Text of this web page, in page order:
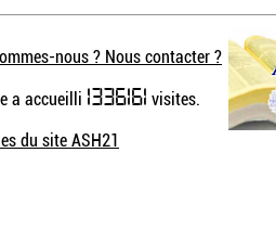
nous ? Nous contacter ?
a accueilli 1336161 visites.
du site ASH21